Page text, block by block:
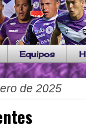
Equipos
de 2025